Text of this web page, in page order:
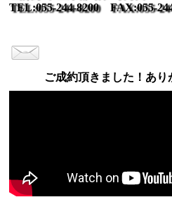
TEL:055-244-8200 FAX:055-
ご成約頂きました！あり